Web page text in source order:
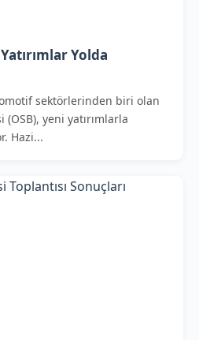
Yolda
sektörlerinden biri olan
yeni yatırımlarla
Hazi...